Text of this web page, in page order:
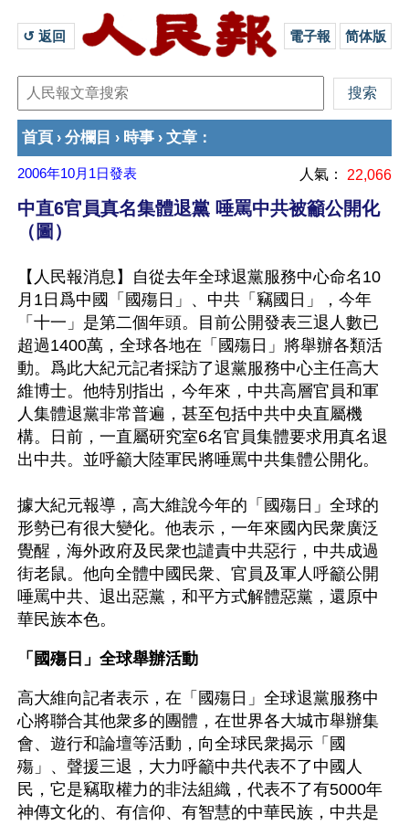
↺ 返回 電子報 简体版
首頁 › 分欄目 › 時事 › 文章 ：
2006年10月1日發表 人氣： 22,066
中直6官員真名集體退黨 唾罵中共被籲公開化
（圖）
【人民報消息】自從去年全球退黨服務中心命名10
月1日爲中國「國殤日」、中共「竊國日」，今年
「十一」是第二個年頭。目前公開發表三退人數已
超過1400萬，全球各地在「國殤日」將舉辦各類活
動。爲此大紀元記者採訪了退黨服務中心主任高大
維博士。他特別指出，今年來，中共高層官員和軍
人集體退黨非常普遍，甚至包括中共中央直屬機
構。日前，一直屬研究室6名官員集體要求用真名退
出中共。並呼籲大陸軍民將唾罵中共集體公開化。
據大紀元報導，高大維說今年的「國殤日」全球的
形勢已有很大變化。他表示，一年來國內民衆廣泛
覺醒，海外政府及民衆也譴責中共惡行，中共成過
街老鼠。他向全體中國民衆、官員及軍人呼籲公開
唾罵中共、退出惡黨，和平方式解體惡黨，還原中
華民族本色。
「國殤日」全球舉辦活動
高大維向記者表示，在「國殤日」全球退黨服務中
心將聯合其他衆多的團體，在世界各大城市舉辦集
會、遊行和論壇等活動，向全球民衆揭示「國
殤」、聲援三退，大力呼籲中共代表不了中國人
民，它是竊取權力的非法組織，代表不了有5000年
神傳文化的、有信仰、有智慧的中華民族，中共是